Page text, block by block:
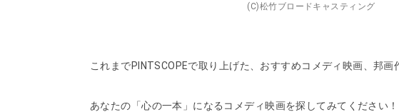
(C)松竹ブロードキャスティング
これまでPINTSCOPEで取り上げた、おすすめコメディ映画、邦画
あなたの「心の一本」になるコメディ映画を探してみてください！